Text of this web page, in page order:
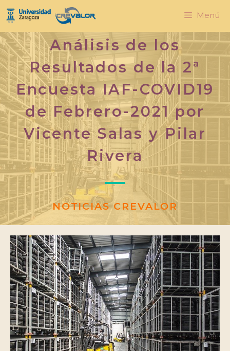
Menú
Análisis de los
Resultados de la 2ª
Encuesta IAF-COVID19
de Febrero-2021 por
Vicente Salas y Pilar
Rivera
NOTICIAS CREVALOR